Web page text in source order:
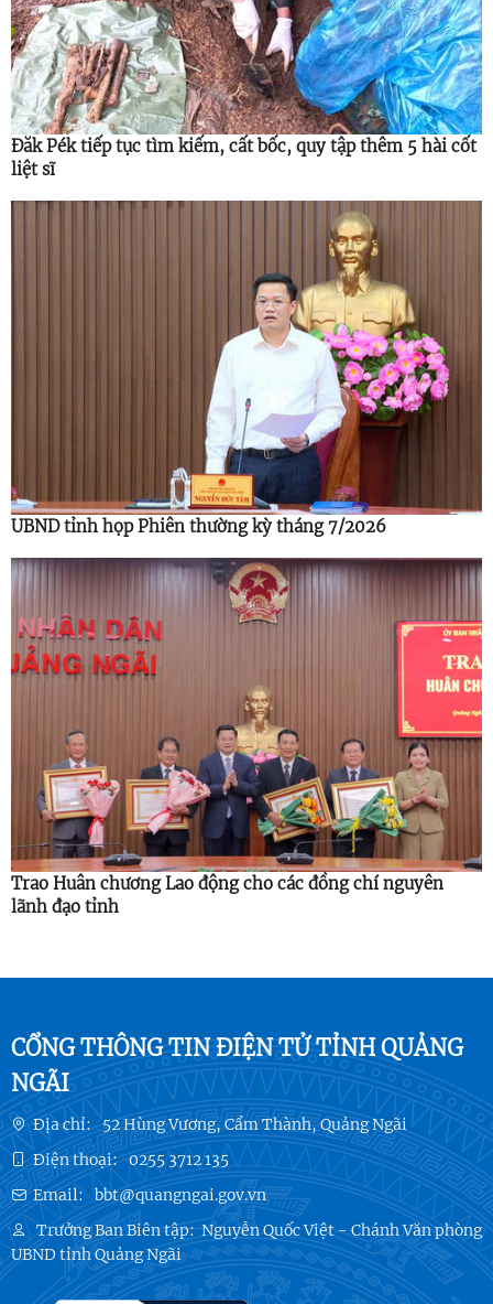
Đăk Pék tiếp tục tìm kiếm, cất bốc, quy tập thêm 5 hài cốt
liệt sĩ
UBND tỉnh họp Phiên thường kỳ tháng 7/2026
Trao Huân chương Lao động cho các đồng chí nguyên
lãnh đạo tỉnh
CỔNG THÔNG TIN ĐIỆN TỬ TỈNH QUẢNG
NGÃI
Địa chỉ: 52 Hùng Vương, Cẩm Thành, Quảng Ngãi
Điện thoại: 0255 3712 135
Email: bbt@quangngai.gov.vn
Trưởng Ban Biên tập:Nguyễn Quốc Việt - Chánh Văn phòng
UBND tỉnh Quảng Ngãi